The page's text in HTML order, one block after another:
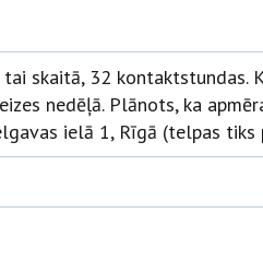
skaitā, 32
nedēļā. Plānots, ka
ielā 1, Rīgā (telpas tiks